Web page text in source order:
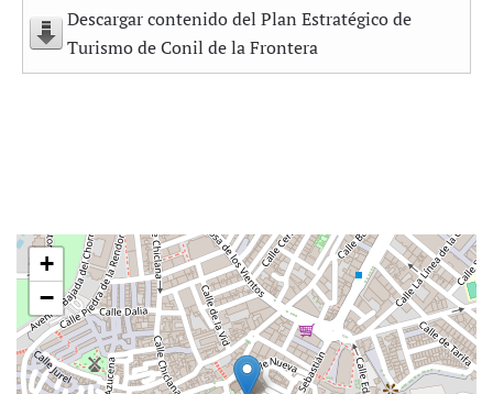
Descargar contenido del Plan Estratégico de
Turismo de Conil de la Frontera
+
−